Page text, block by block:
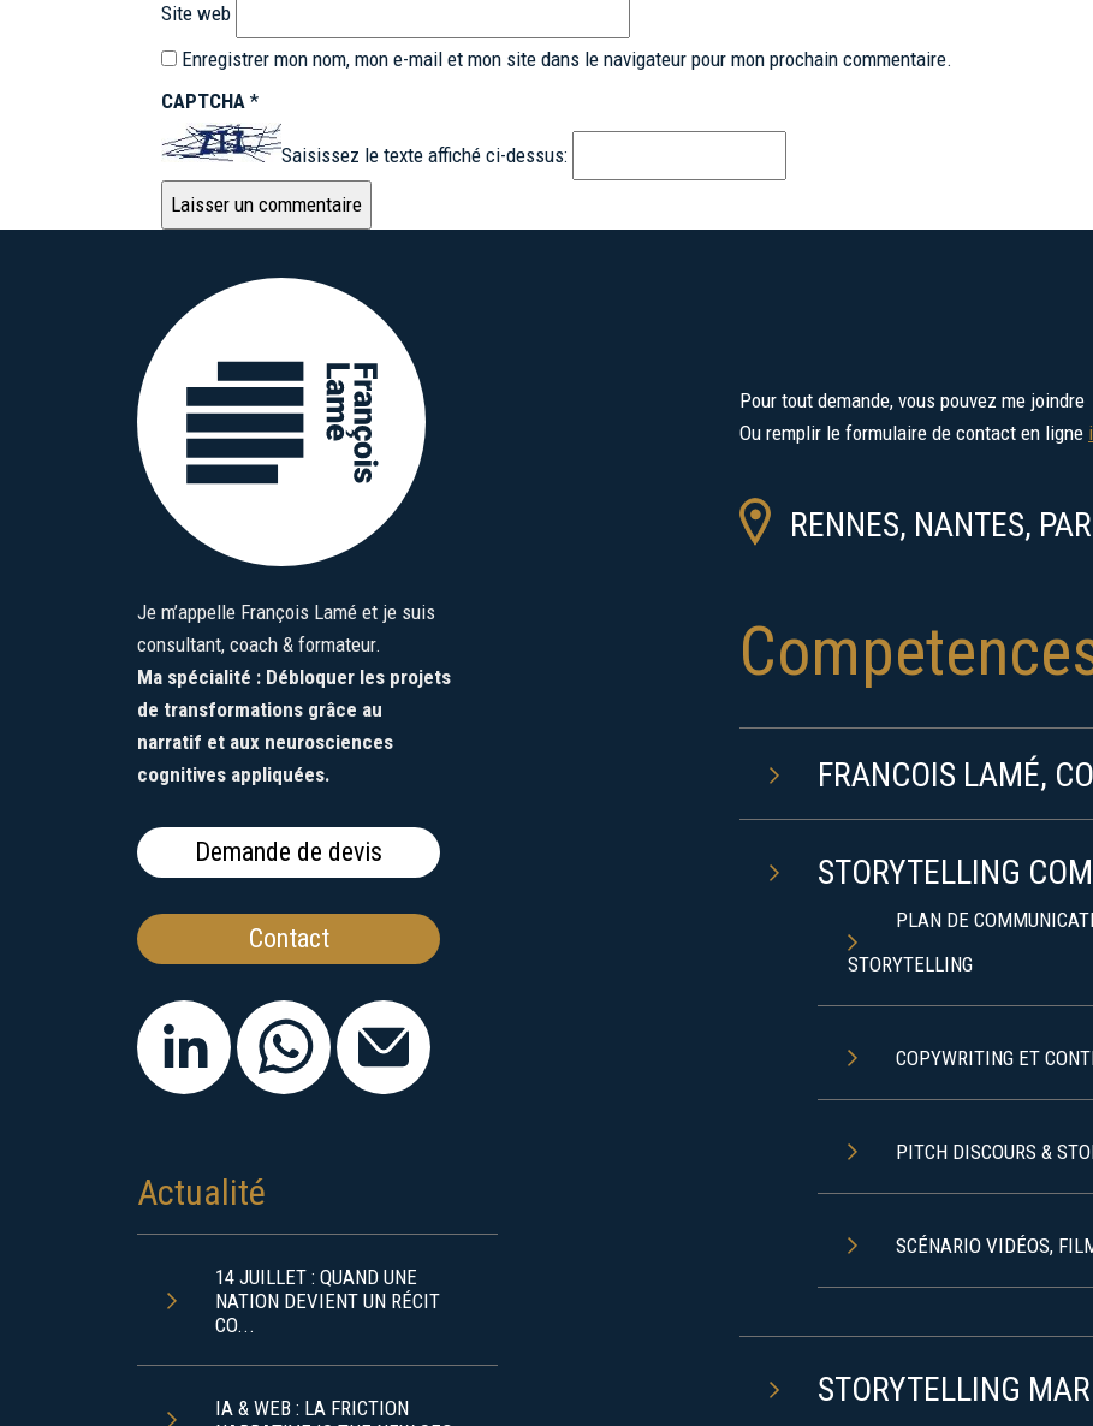
Site web
Enregistrer mon nom, mon e-mail et mon site dans le navigateur pour mon prochain commentaire.
CAPTCHA*
Saisissez le texte affiché ci-dessus:
Je m’appelle François Lamé et je suis
consultant, coach & formateur.
Ma spécialité : Débloquer les projets
de transformations grâce au
narratif et aux neurosciences
cognitives appliquées.
Demande de devis
Contact
Actualité
14 JUILLET : QUAND UNE
NATION DEVIENT UN RÉCIT
CO...
IA & WEB : LA FRICTION
Pour tout demande, vous pouvez me joindre
Ou remplir le formulaire de contact en ligne
RENNES, NANTES,
FRANCOIS LAMÉ,
STORYTELLING
PLAN DE
STORYTELLING
COPYWRITING ET
PITCH DISCOURS &
SCÉNARIO VIDÉOS,
STORYTELLING